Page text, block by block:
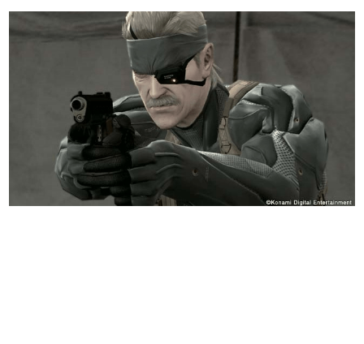
ゲームに多大な影響を受けた作家さんに取材し、ゲームが
日本のコンテンツ産業やカルチャーに与えた影響を探る企
画です。
日本モバイルゲーム産業史
日本のモバイルゲーム史における主要なトピック・タイト
ルを網羅するほか、開発者へのインタビューや識者による
解説を掲載。約20年の歴史が一望できる決定版！
若ゲのいたり〜ゲームクリエイターの青春〜
『うつヌケ』『ペンと箸』等で知られるマンガ家・田中圭
一先生によるゲーム業界レポートマンガです。
なんでゲームは面白い？